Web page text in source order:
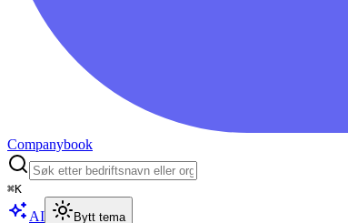
Companybook
⌘K
AI Bytt tema